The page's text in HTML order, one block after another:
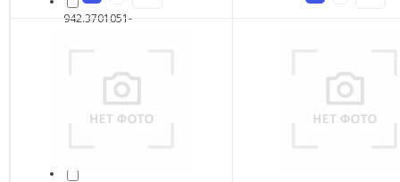
942.3701051-
948.3701051-